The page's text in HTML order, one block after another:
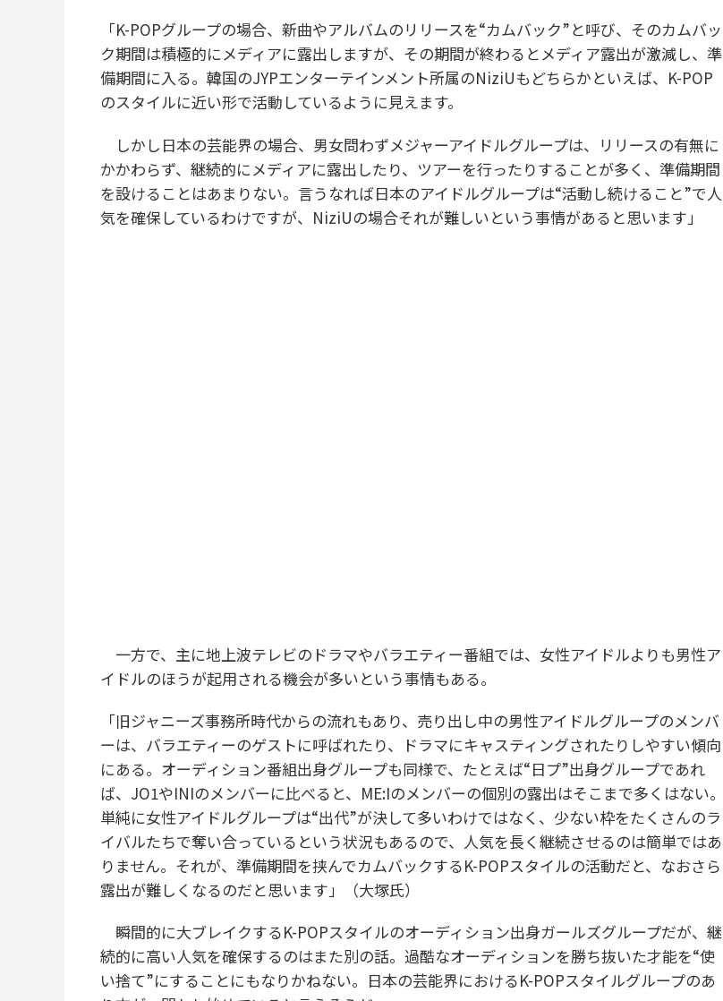
「K-POPグループの場合、新曲やアルバムのリリースを“カムバック”と呼び、そのカムバッ
ク期間は積極的にメディアに露出しますが、その期間が終わるとメディア露出が激減し、準
備期間に入る。韓国のJYPエンターテインメント所属のNiziUもどちらかといえば、K-POP
のスタイルに近い形で活動しているように見えます。
しかし日本の芸能界の場合、男女問わずメジャーアイドルグループは、リリースの有無に
かかわらず、継続的にメディアに露出したり、ツアーを行ったりすることが多く、準備期間
を設けることはあまりない。言うなれば日本のアイドルグループは“活動し続けること”で人
気を確保しているわけですが、NiziUの場合それが難しいという事情があると思います」
一方で、主に地上波テレビのドラマやバラエティー番組では、女性アイドルよりも男性ア
イドルのほうが起用される機会が多いという事情もある。
「旧ジャニーズ事務所時代からの流れもあり、売り出し中の男性アイドルグループのメンバ
ーは、バラエティーのゲストに呼ばれたり、ドラマにキャスティングされたりしやすい傾向
にある。オーディション番組出身グループも同様で、たとえば“日プ”出身グループであれ
ば、JO1やINIのメンバーに比べると、ME:Iのメンバーの個別の露出はそこまで多くはない。
単純に女性アイドルグループは“出代”が決して多いわけではなく、少ない枠をたくさんのラ
イバルたちで奪い合っているという状況もあるので、人気を長く継続させるのは簡単ではあ
りません。それが、準備期間を挟んでカムバックするK-POPスタイルの活動だと、なおさら
露出が難しくなるのだと思います」（大塚氏）
瞬間的に大ブレイクするK-POPスタイルのオーディション出身ガールズグループだが、継
続的に高い人気を確保するのはまた別の話。過酷なオーディションを勝ち抜いた才能を“使
い捨て”にすることにもなりかねない。日本の芸能界におけるK-POPスタイルグループのあ